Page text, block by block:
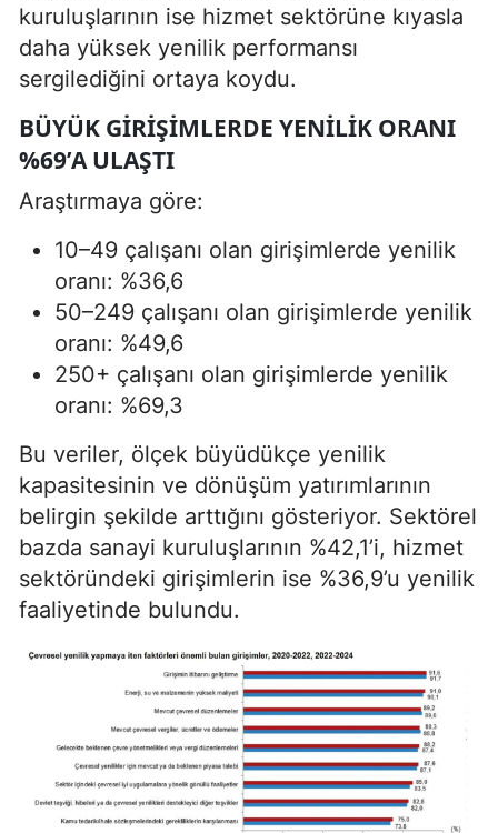
kuruluşlarının ise hizmet sektörüne kıyasla
daha yüksek yenilik performansı
sergilediğini ortaya koydu.
BÜYÜK GIRIŞIMLERDE YENILIK ORANI
%69’A ULAŞTI
Araştırmaya göre:
10–49 çalışanı olan girişimlerde yenilik
oranı: %36,6
50–249 çalışanı olan girişimlerde yenilik
oranı: %49,6
250+ çalışanı olan girişimlerde yenilik
oranı: %69,3
Bu veriler, ölçek büyüdükçe yenilik
kapasitesinin ve dönüşüm yatırımlarının
belirgin şekilde arttığını gösteriyor. Sektörel
bazda sanayi kuruluşlarının %42,1’i, hizmet
sektöründeki girişimlerin ise %36,9’u yenilik
faaliyetinde bulundu.